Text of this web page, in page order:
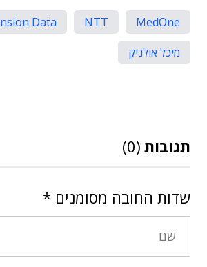
MedOne
NTT
Data
מיכל אולניק
תגובות (0)
שדות החובה מסומנים *